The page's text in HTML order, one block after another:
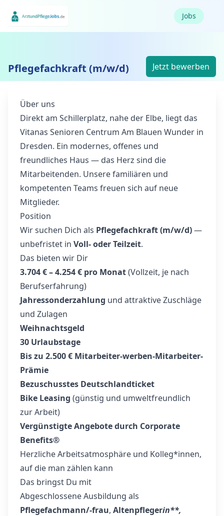
Jobs
Pflegefachkraft (m/w/d) Jetzt bewerben
Über uns
Direkt am Schillerplatz, nahe der Elbe, liegt das
Vitanas Senioren Centrum Am Blauen Wunder in
Dresden. Ein modernes, offenes und
freundliches Haus — das Herz sind die
Mitarbeitenden. Unsere familiären und
kompetenten Teams freuen sich auf neue
Mitglieder.
Position
Wir suchen Dich als Pflegefachkraft (m/w/d)—
unbefristet in Voll- oder Teilzeit.
Das bieten wir Dir
3.704 € – 4.254 € pro Monat(Vollzeit, je nach
Berufserfahrung)
Jahressonderzahlung und attraktive Zuschläge
und Zulagen
Weihnachtsgeld
30 Urlaubstage
Bis zu 2.500 € Mitarbeiter-werben-Mitarbeiter-
Prämie
Bezuschusstes Deutschlandticket
Bike Leasing (günstig und umweltfreundlich
zur Arbeit)
Vergünstigte Angebote durch Corporate
Benefits®
Herzliche Arbeitsatmosphäre und Kolleg*innen,
auf die man zählen kann
Das bringst Du mit
Abgeschlossene Ausbildung als
Pflegefachmann/-frau, Altenpflegerin**,